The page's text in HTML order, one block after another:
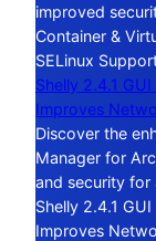
improved
Container &
SELinux
Shelly 2.4.1
Improves
Discover the
Manager for
and security for
Shelly 2.4.1
Improves